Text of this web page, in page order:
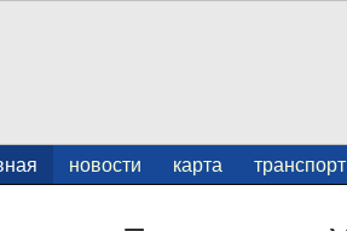
новости карта транспорт